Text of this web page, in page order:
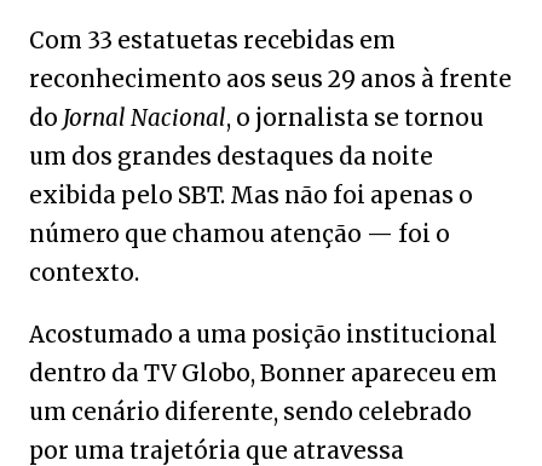
Com 33 estatuetas recebidas em
reconhecimento aos seus 29 anos à frente
do Jornal Nacional, o jornalista se tornou
um dos grandes destaques da noite
exibida pelo SBT. Mas não foi apenas o
número que chamou atenção — foi o
contexto.
Acostumado a uma posição institucional
dentro daTV Globo, Bonner apareceu em
um cenário diferente, sendo celebrado
por uma trajetória que atravessa